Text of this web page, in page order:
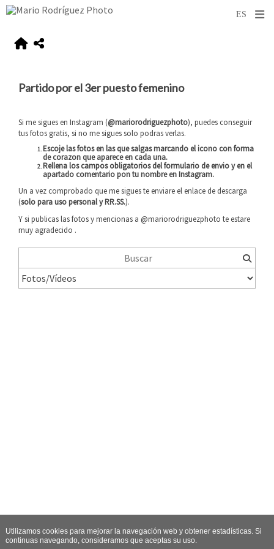
Partido por el 3er puesto femenino
Si me sigues en Instagram (@mariorodriguezphoto), puedes conseguir
tus fotos gratis, si no me sigues solo podras verlas.
Escoje las fotos en las que salgas marcando el icono con forma
de corazon que aparece en cada una.
Rellena los campos obligatorios del formulario de envio yen el
apartado comentario pon tu nombre en Instagram.
Un a vez comprobado que me sigues te enviare el enlace de descarga
(solo para uso personal y RR.SS.).
Y si publicas las fotos y mencionas a @mariorodriguezphoto te estare
muy agradecido .
Utilizamos cookies para mejorar la navegación web y obtener estadísticas. Si
continuas navegando, consideramos que aceptas su uso.